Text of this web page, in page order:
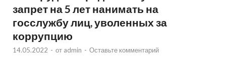
запрет на 5 лет нанимать на
госслужбу лиц, уволенных за
коррупцию
14.05.2022 - от admin - Оставьте комментарий